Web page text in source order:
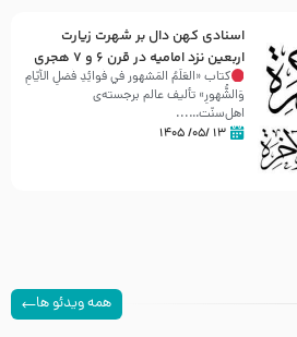
اسنادی کهن دال بر شهرت زیارت
اربعین نزد امامیه در قرن ۶ و ۷ هجری
کتاب «العَلَمُ المَشهور في فَوائِدِ فَضلِ الأيّامِ
وَالشُّهورِ» تألیف عالم برجسته‌ی
اهل‌سنّت…...
۱۳ /۰۵/ ۱۴۰۵
همه ویدئو ها